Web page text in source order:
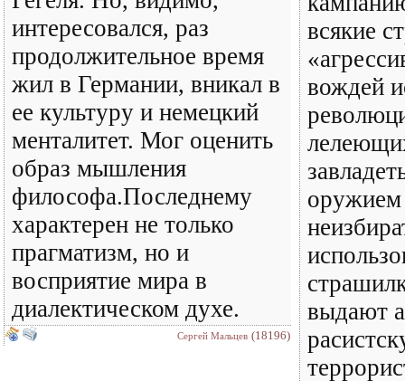
интересовался, раз
продолжительное время
жил в Германии, вникал в
ее культуру и немецкий
менталитет. Мог оценить
образ мышления
философа.Последнему
характерен не только
прагматизм, но и
восприятие мира в
диалектическом духе.
Сергей Мальцев (18196)
всякие
вождей
оружием
выдают